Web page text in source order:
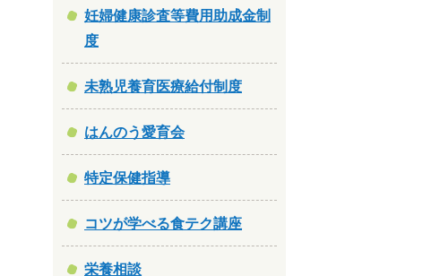
妊婦健康診査等費用助成金制
度
未熟児養育医療給付制度
はんのう愛育会
特定保健指導
コツが学べる食テク講座
栄養相談